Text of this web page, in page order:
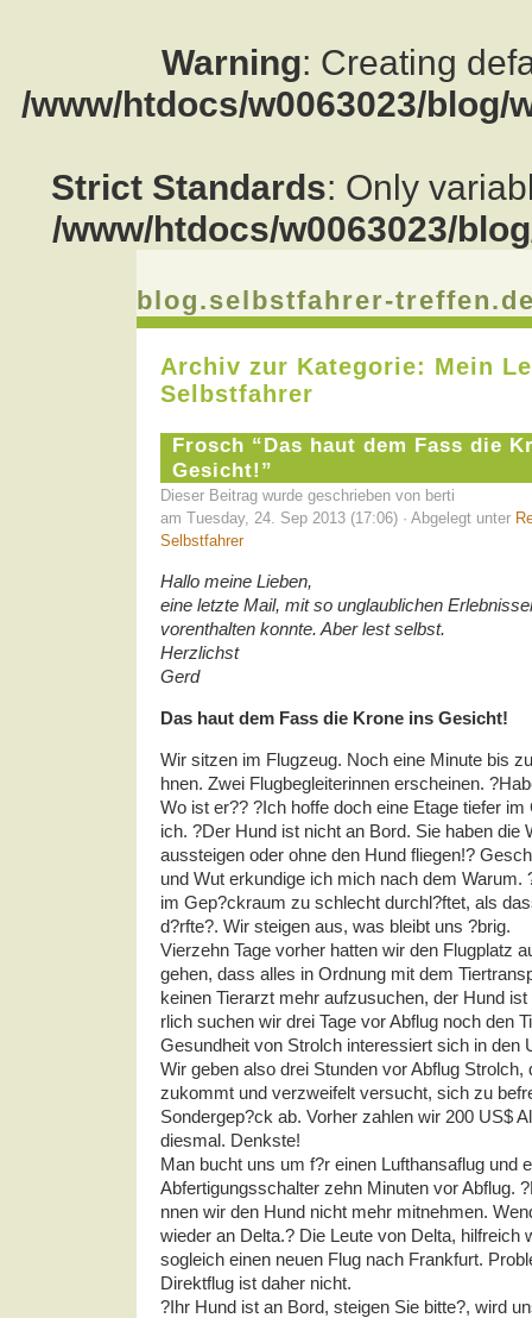
Warning: Creating
/www/htdocs/w0063023/
Strict Standards: Only
/www/htdocs/w0063023/
blog.selbstfahrer-
Archiv zur Kategorie: Mein
Selbstfahrer
Frosch “Das haut dem Fass die
Gesicht!”
Dieser Beitrag wurde geschrieben von berti
am Tuesday, 24. Sep 2013 (17:06) · Abgelegt unter
Selbstfahrer
Hallo meine Lieben,
eine letzte Mail, mit so unglaublichen
vorenthalten konnte. Aber lest selbst.
Herzlichst
Gerd
Das haut dem Fass die Krone ins Gesicht!
Wir sitzen im Flugzeug. Noch eine Minute bis
hnen. Zwei Flugbegleiterinnen erscheinen.
Wo ist er?? ?Ich hoffe doch eine Etage tiefer
ich. ?Der Hund ist nicht an Bord. Sie haben die
aussteigen oder ohne den Hund fliegen!?
und Wut erkundige ich mich nach dem Warum.
im Gep?ckraum zu schlecht durchl?ftet, als
d?rfte?. Wir steigen aus, was bleibt uns ?brig.
Vierzehn Tage vorher hatten wir den Flugplatz
gehen, dass alles in Ordnung mit dem
keinen Tierarzt mehr aufzusuchen, der Hund
rlich suchen wir drei Tage vor Abflug noch den
Gesundheit von Strolch interessiert sich in den
Wir geben also drei Stunden vor Abflug Strolch,
zukommt und verzweifelt versucht, sich zu
Sondergep?ck ab. Vorher zahlen wir 200 US$
diesmal. Denkste!
Man bucht uns um f?r einen Lufthansaflug und
Abfertigungsschalter zehn Minuten vor Abflug.
nnen wir den Hund nicht mehr mitnehmen.
wieder an Delta.? Die Leute von Delta, hilfreich
sogleich einen neuen Flug nach Frankfurt.
Direktflug ist daher nicht.
?Ihr Hund ist an Bord, steigen Sie bitte?, wird